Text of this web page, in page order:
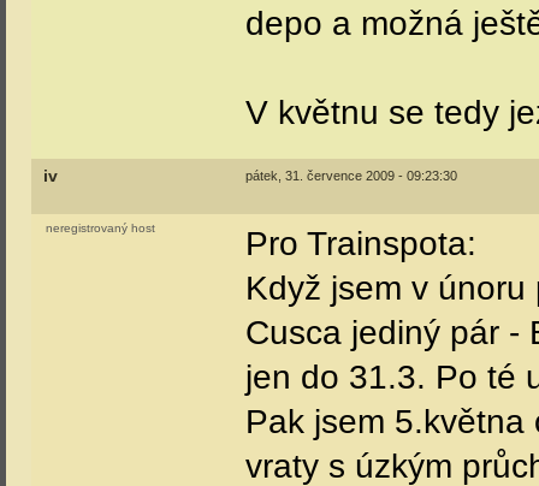
depo a možná
V květnu se tedy
iv pátek, 31. července 2009 - 09:23:30
neregistrovaný host
Pro Trainspota:
Když jsem v
Cusca jediný pár -
jen do 31.3. Po té
Pak jsem
vraty s úzkým